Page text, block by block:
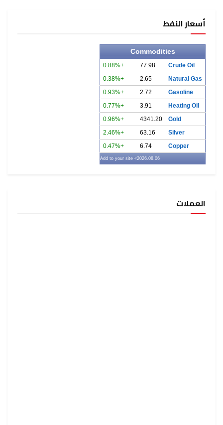
أسعار النفط
Commodities
Crude Oil
77.98
+0.88%
Natural Gas
2.65
+0.38%
Gasoline
2.72
+0.93%
Heating Oil
3.91
+0.77%
Gold
4341.20
+0.96%
Silver
63.16
+2.46%
Copper
6.74
+0.47%
2026.08.06
» Add to your site
العملات